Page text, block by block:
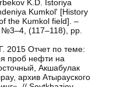
K.D. Istoriya
Kumkol' [History
the Kumkol field]. –
(117–118), pp.
2015 Отчет по теме:
проб нефти на
Акшабулак
архив Атырауского